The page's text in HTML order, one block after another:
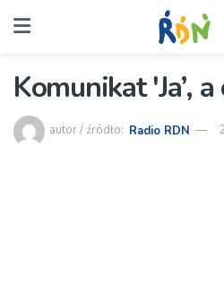
Komunikat 'Ja’,
autor / źródło: Radio RDN